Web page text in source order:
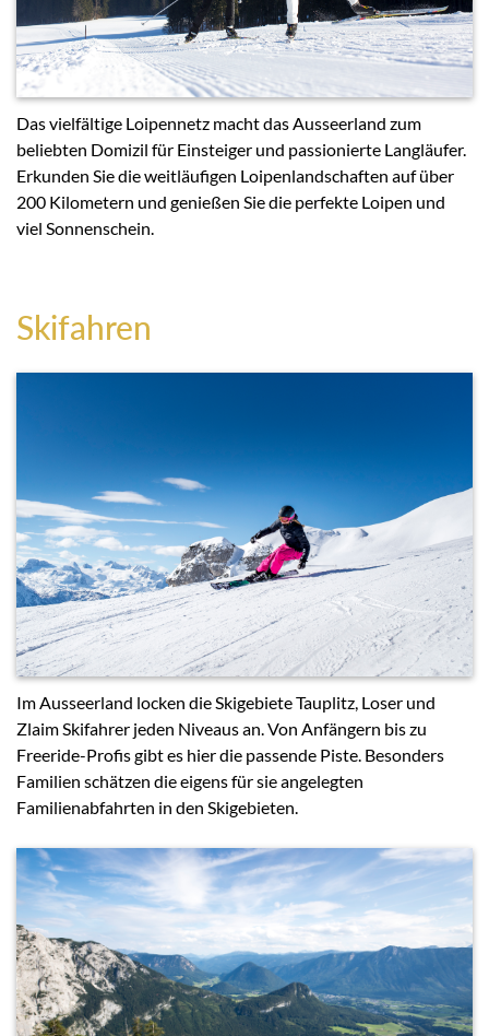
Das vielfältige Loipennetz macht das Ausseerland zum
beliebten Domizil für Einsteiger und passionierte Langläufer.
Erkunden Sie die weitläufigen Loipenlandschaften auf über
200 Kilometern und genießen Sie die perfekte Loipen und
viel Sonnenschein.
Skifahren
Im Ausseerland locken die Skigebiete Tauplitz, Loser und
Zlaim Skifahrer jeden Niveaus an. Von Anfängern bis zu
Freeride-Profis gibt es hier die passende Piste. Besonders
Familien schätzen die eigens für sie angelegten
Familienabfahrten in den Skigebieten.